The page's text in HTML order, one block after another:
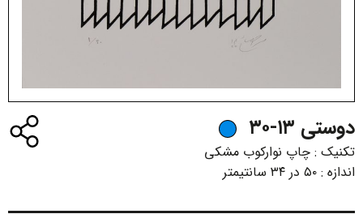
دوستی ۱۳-۳۰
تکنیک : چاپ نوارکوب مشکی
اندازه : ۵۰ در ۳۴ سانتیمتر